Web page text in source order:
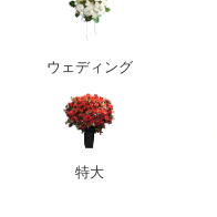
ウェディング
特大